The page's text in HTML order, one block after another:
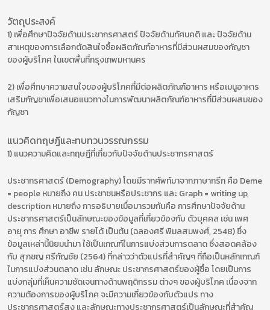
วัตถุประสงค์
1) เพื่อศึกษาปัจจัยด้านประชากรศาสตร์ ปัจจัยด้านทัศนคติ และ ปัจจัยด้าน
สาเหตุของการเลือกตัดสินใจซื้อผลิตภัณฑ์อาหารที่มีส่วนผสมของกัญชา
ของผู้บริโภค ในเขตพื้นที่กรุงเทพมหานคร
2) เพื่อศึกษาความสนใจของผู้บริโภคที่มีต่อผลิตภัณฑ์อาหาร หรือเมนูอาหาร
เสริมกัญชาเพื่อเสนอแนวทางในการพัฒนาผลิตภัณฑ์อาหารที่มีส่วนผสมของ
กัญชา
แนวคิดทฤษฎีและทบทวนวรรณกรรม
1) แนวความคิดและทฤษฎีที่เกี่ยวกับปัจจัยด้านประชากรศาสตร์
ประชากรศาสตร์ (Demography) โดยมีรากศัพท์มาจากภาษากรีก คือ Deme
= people หมายถึง คน ประชาชนหรือประชากร และ Graph = writing up,
description หมายถึง การอธิบายเมื่อมารวมกันคือ การศึกษาปัจจัยด้าน
ประชากรศาสตร์เป็นลักษณะของข้อมูลที่เกี่ยวข้องกับ ตัวบุคคล เช่น เพศ
อายุ การ ศึกษา อาชีพ รายได้ เป็นต้น (ฉลองศรี พิมลสมพงศ์, 2548) ซึ่ง
ข้อมูลเหล่านี้นิยมนำมา ใช้เป็นเกณฑ์ในการแบ่งส่วนการตลาด ซึ่งสอดคล้อง
กับ สุภชญ ศรีกัญชัย (2564) ที่กล่าวว่าตัวแปรที่สำคัญๆ ที่ถือเป็นหลักเกณฑ์
ในการแบ่งส่วนตลาด เช่น ลักษณะ ประชากรศาสตร์ของผู้ซื้อ โดยเป็นการ
แบ่งกลุ่มที่เห็นความชัดเจนทางด้านพฤติกรรม ต่างๆ ของผู้บริโภค เนื่องจาก
ความต้องการของผู้บริโภค จะมีความเกี่ยวข้องกับตัวแปร ทาง
ประชากรศาสตร์สูง และลักษณะทางประชากรศาสตร์เป็นลักษณะที่สำคัญ